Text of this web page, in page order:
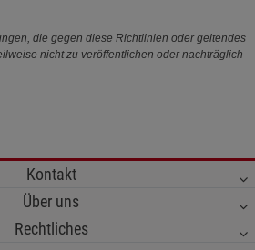
die gegen diese Richtlinien oder geltendes
nicht zu veröffentlichen oder nachträglich
Kontakt
Über uns
Rechtliches